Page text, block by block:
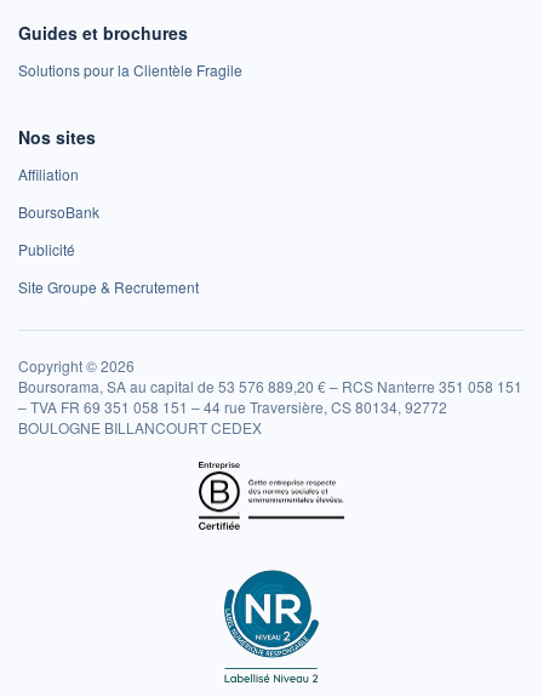
Guides et brochures
Solutions pour la Clientèle Fragile
Nos sites
Affiliation
BoursoBank
Publicité
Site Groupe & Recrutement
Copyright © 2026
Boursorama, SA au capital de 53 576 889,20 € – RCS Nanterre 351 058 151
– TVA FR 69 351 058 151 – 44 rue Traversière, CS 80134, 92772
BOULOGNE BILLANCOURT CEDEX